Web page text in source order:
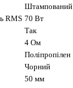
Штампований
RMS 70 Вт
Так
4 Ом
Поліпропілен
Чорний
50 мм